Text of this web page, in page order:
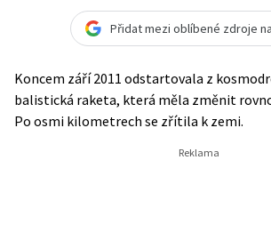
Přidat mezi oblíbené zdroje
Koncem září 2011 odstartovala z
balistická raketa, která měla změnit
Po osmi kilometrech se zřítila k zemi.